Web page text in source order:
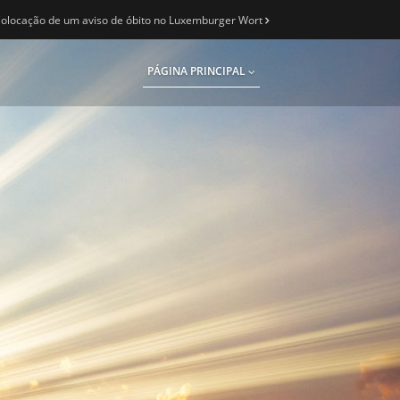
de um aviso de óbito no Luxemburger Wort
PÁGINA PRINCIPAL